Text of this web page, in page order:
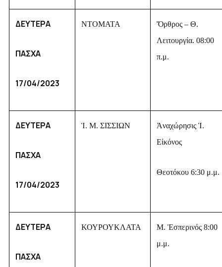
ΔΕΥΤΕΡΑ
ΠΑΣΧΑ
17/04/2023
ΝΤΟΜΑΤΑ
Ὄρθρος – Θ.
Λειτουργία. 08:00
π.μ.
ΔΕΥΤΕΡΑ
ΠΑΣΧΑ
17/04/2023
Ἱ. Μ. ΣΙΣΣΙΩΝ
Ἀναχώρησις Ἱ.
Εἰκόνος
Θεοτόκου 6:30 μ.μ.
ΔΕΥΤΕΡΑ
ΠΑΣΧΑ
ΚΟΥΡΟΥΚΛΑΤΑ
Μ. Ἑσπερινός 8:00
μ.μ.